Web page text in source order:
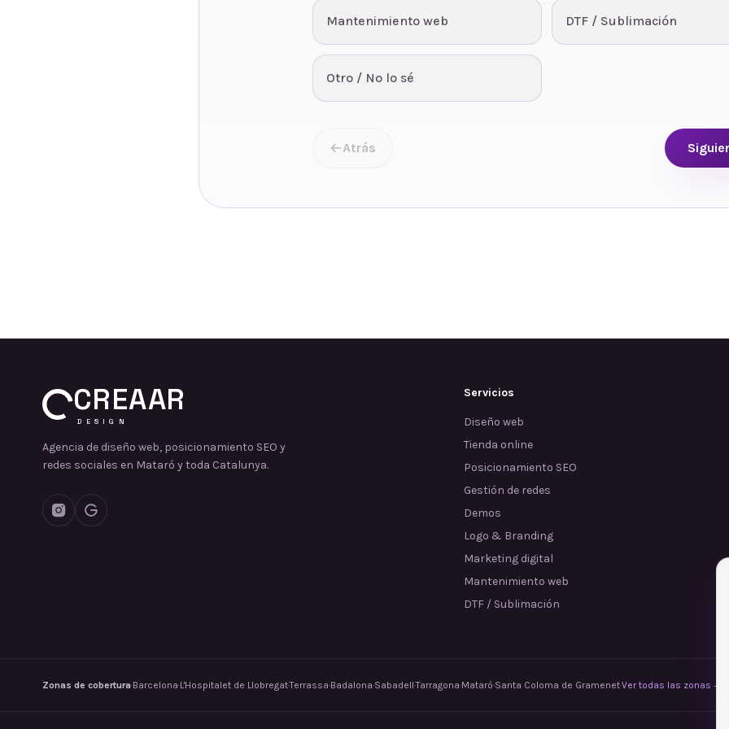
Mantenimiento web DTF / Sublimación
Otro / No lo sé
Atrás
CREAAR
DESIGN
Agencia de diseño web, posicionamiento SEO y
redes sociales en Mataró y toda Catalunya.
Servicios
Diseño web
Tienda online
Posicionamiento SEO
Gestión de redes
Demos
Logo & Branding
Marketing digital
Mantenimiento web
DTF / Sublimación
Zonas de cobertura·Barcelona·L'Hospitalet de Llobregat·Terrassa·Badalona·Sabadell·Tarragona·Mataró·Santa Coloma de Gramenet·Ver todas las zonas →